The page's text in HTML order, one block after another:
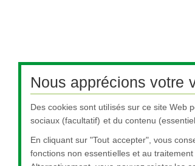
Nous apprécions votre
Des cookies sont utilisés sur ce site Web
sociaux (facultatif) et du contenu
En cliquant sur "Tout accepter", vous
fonctions non essentielles et au